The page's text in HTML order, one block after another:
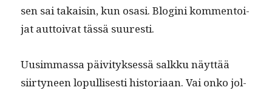
sen sai takaisin, kun osasi. Blogi­ni kom­men­toi­
jat aut­toi­vat tässä suuresti.
Uusim­mas­sa päiv­i­tyk­sessä salkku näyt­tää
siir­tyneen lop­ullis­es­ti his­to­ri­aan. Vai onko jol­